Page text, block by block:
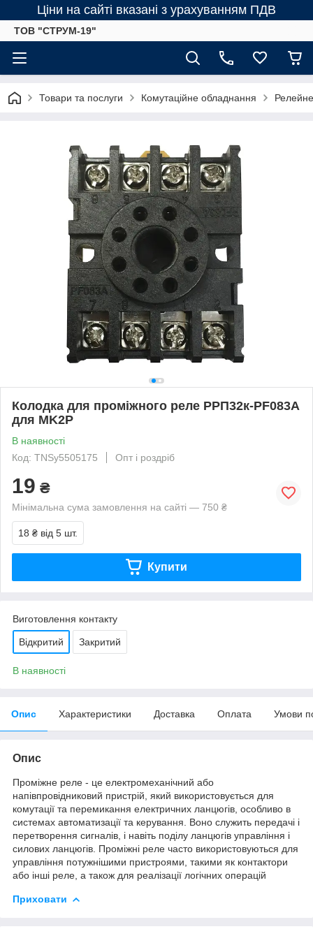
Ціни на сайті вказані з урахуванням ПДВ
ТОВ "СТРУМ-19"
Товари та послуги Комутаційне обладнання
Колодка для проміжного реле РРП32к-PF083A
для MK2P
В наявності
Код: TNSy5505175
Опт і роздріб
19 ₴
Мінімальна сума замовлення на сайті — 750 ₴
18 ₴ від 5 шт.
Купити
Виготовлення контакту
Відкритий Закритий
В наявності
Опис Характеристики Доставка Оплата Умови
Опис
Проміжне реле - це електромеханічний або
напівпровідниковий пристрій, який використовується для
комутації та перемикання електричних ланцюгів, особливо в
системах автоматизації та керування. Воно служить передачі і
перетворення сигналів, і навіть поділу ланцюгів управління і
силових ланцюгів. Проміжні реле часто використовуються для
управління потужнішими пристроями, такими як контактори
або інші реле, а також для реалізації логічних операцій
Приховати